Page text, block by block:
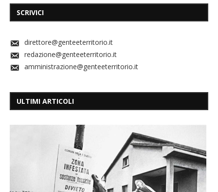
SCRIVICI
direttore@genteeterritorio.it
redazione@genteeterritorio.it
amministrazione@genteeterritorio.it
ULTIMI ARTICOLI